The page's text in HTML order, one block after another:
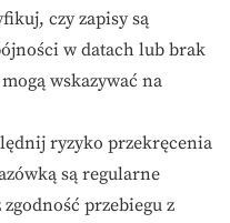
czy zapisy są
w datach lub brak
wskazywać na
ryzyko przekręcenia
są regularne
przebiegu z